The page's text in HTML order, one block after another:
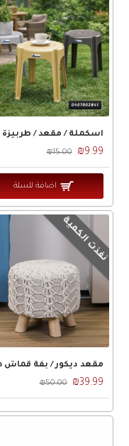
₪9.99
₪15.00
اضافة للسلة
نفذت الكمية
₪39.99
₪50.00